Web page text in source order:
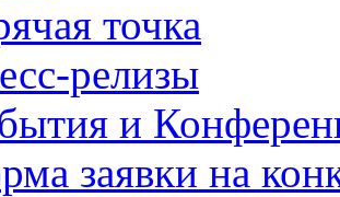
точка
релизы
и
заявки на